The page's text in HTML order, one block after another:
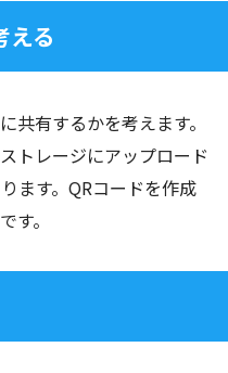
える
共有するかを考えます。
トレージにアップロード
ます。QRコードを作成
す。